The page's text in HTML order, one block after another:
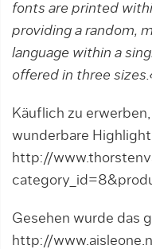
fonts are printed
providing a random,
language within a
offered in three
Käuflich zu
wunderbare
http://
Gesehen wurde das
http://